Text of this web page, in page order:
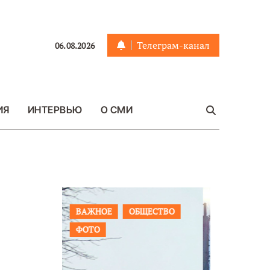
06.08.2026 Телеграм-канал
ИНТЕРВЬЮ О СМИ
ПРОИСШЕСТВИЯ ФОТО